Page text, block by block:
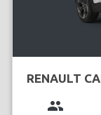
RENAULT
group